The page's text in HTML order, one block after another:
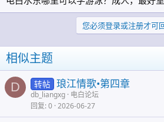
您必须登录或注册才可
相似主题
D 转帖 琅江情歌•第四章
db_liangxg 电白论坛
回复 0 2026-06-27